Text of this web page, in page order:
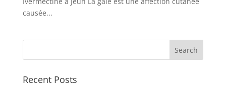
causée...
Recent Posts